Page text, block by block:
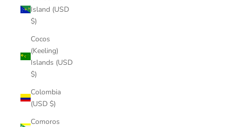
Island (USD
$)
Cocos
(Keeling)
Islands (USD
$)
Colombia
(USD $)
Comoros